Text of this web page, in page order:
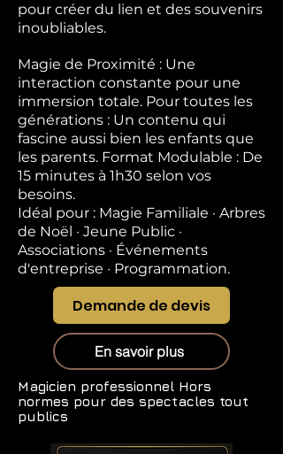
pour créer du lien et des souvenirs
inoubliables.
Magie de Proximité : Une
interaction constante pour une
immersion totale. Pour toutes les
générations : Un contenu qui
fascine aussi bien les enfants que
les parents. Format Modulable : De
15 minutes à 1h30 selon vos
besoins.
Idéal pour : Magie Familiale · Arbres
de Noël · Jeune Public ·
Associations · Événements
d'entreprise · Programmation.
Demande de devis
En savoir plus
Magicien professionnel Hors
normes pour des spectacles tout
publics